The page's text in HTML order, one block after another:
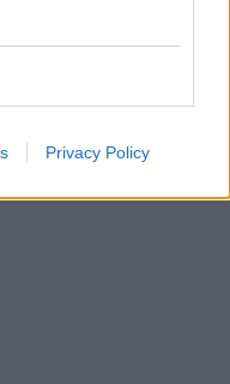
Privacy Policy